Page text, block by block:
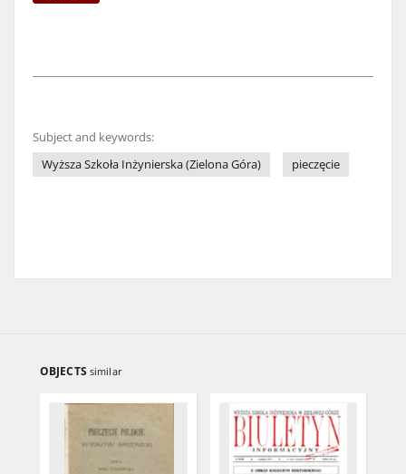
Subject and keywords:
Wyższa Szkoła Inżynierska (Zielona Góra)
pieczęcie
OBJECTS similar